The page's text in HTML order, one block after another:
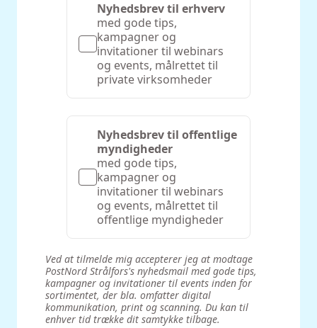
Nyhedsbrev til erhverv
med gode tips,
kampagner og
invitationer til webinars
og events, målrettet til
private virksomheder
Nyhedsbrev til offentlige
myndigheder
med gode tips,
kampagner og
invitationer til webinars
og events, målrettet til
offentlige myndigheder
Ved at tilmelde mig accepterer jeg at modtage
PostNord Strålfors's nyhedsmail med gode tips,
kampagner og invitationer til events inden for
sortimentet, der bla. omfatter digital
kommunikation, print og scanning. Du kan til
enhver tid trække dit samtykke tilbage.‌